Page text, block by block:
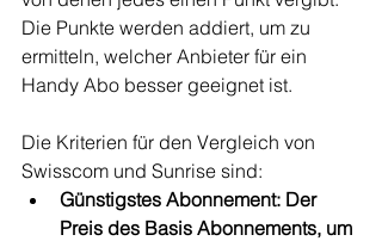
Die Punkte werden addiert, um zu
ermitteln, welcher Anbieter für ein
Handy Abo besser geeignet ist.
Die Kriterien für den Vergleich von
Swisscom und Sunrise sind:
Günstigstes Abonnement: Der
Preis des Basis Abonnements, um